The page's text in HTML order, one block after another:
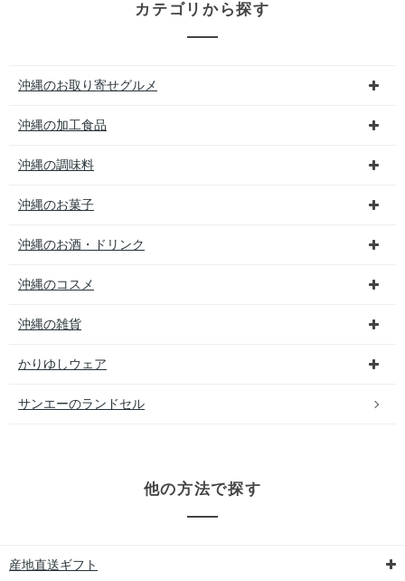
カテゴリから探す
沖縄のお取り寄せグルメ
沖縄の加工食品
沖縄の調味料
沖縄のお菓子
沖縄のお酒・ドリンク
沖縄のコスメ
沖縄の雑貨
かりゆしウェア
サンエーのランドセル
他の方法で探す
産地直送ギフト